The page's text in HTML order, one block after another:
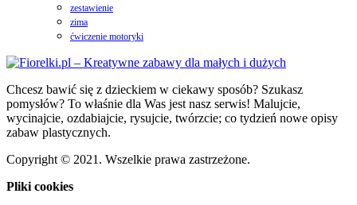
zestawienie
zima
ćwiczenie motoryki
Chcesz bawić się z dzieckiem w ciekawy sposób? Szukasz
pomysłów? To właśnie dla Was jest nasz serwis! Malujcie,
wycinajcie, ozdabiajcie, rysujcie, twórzcie; co tydzień nowe opisy
zabaw plastycznych.
Copyright © 2021. Wszelkie prawa zastrzeżone.
Pliki cookies